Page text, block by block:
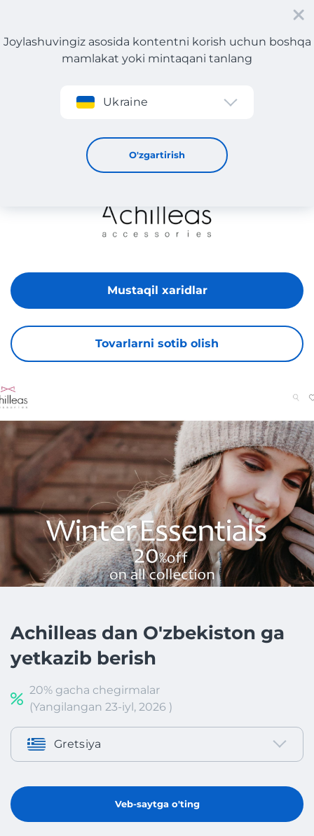
Roʻyxatdan oʻtish
Joylashuvingiz asosida kontentni korish uchun boshqa
mamlakat yoki mintaqani tanlang
Ukraine
O'zgartirish
Achilleas
Tovarlarni sotib olish
Mustaqil xaridlar
Achilleas dan O'zbekiston ga
yetkazib berish
20% gacha chegirmalar
(Yangilangan 23-iyl, 2026 )
Gretsiya
Veb-saytga o'ting